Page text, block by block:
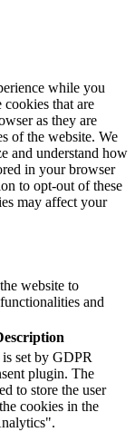
while you
that are
as they are
of the website. We
and understand how
in your browser
to opt-out of these
may affect your
website to
and
set by GDPR
plugin. The
to store the user
cookies in the